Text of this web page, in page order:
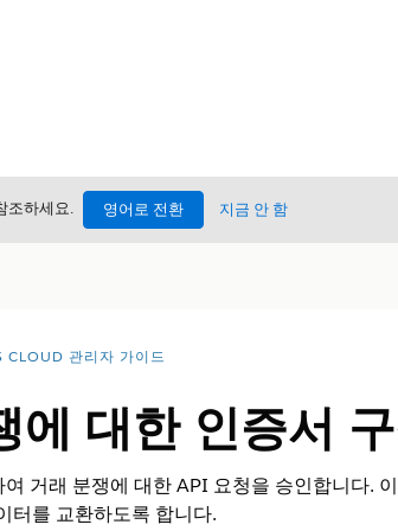
조하세요. 영어로 전환 지금 안 함
CLOUD 관리자 가이드
에 대한 인증서
거래 분쟁에 대한 API 요청을 승인합니다.
터를 교환하도록 합니다.